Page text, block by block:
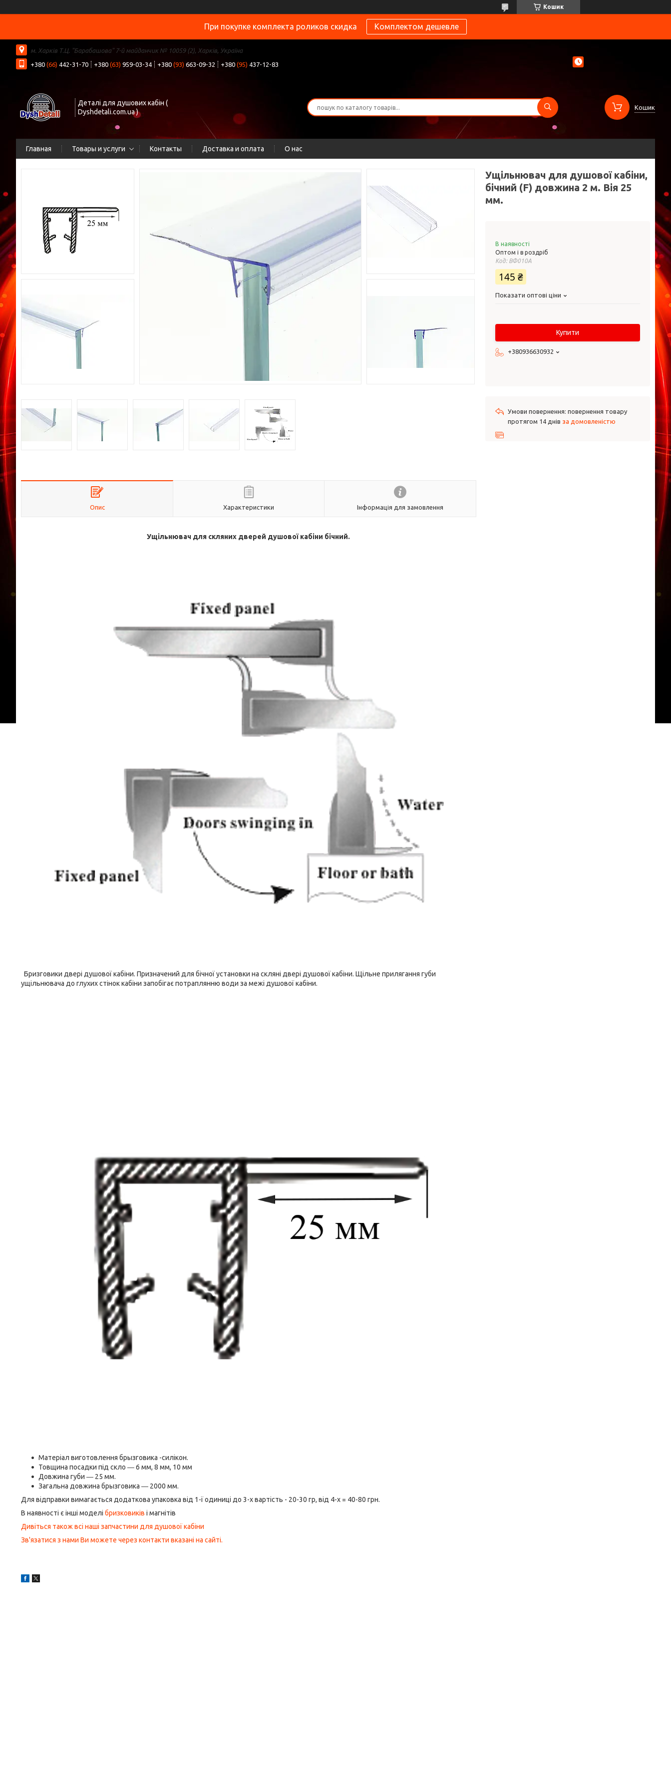
Кошик
При покупке комплекта роликов скидка Комплектом дешевле
м. Харків Т.Ц. "Барабашова" 7-й майданчик № 10059 (2), Харків, Україна
+380 (66) 442-31-70 +380 (63) 959-03-34 +380 (93) 663-09-32 +380 (95) 437-12-83
Деталі для душових кабін (
Dyshdetali.com.ua )
Кошик
Главная Товары и услуги Контакты Доставка и оплата О нас
Опис Характеристики Інформація для замовлення
Ущільнювач для скляних дверей душової кабіни бічний.
Бризговики двері душової кабіни. Призначений для бічної установки на скляні двері душової кабіни. Щільне прилягання губи
ущільнювача до глухих стінок кабіни запобігає потраплянню води за межі душової кабіни.
Матеріал виготовлення брызговика -силікон.
Товщина посадки під скло ― 6 мм, 8 мм, 10 мм
Довжина губи ― 25 мм.
Загальна довжина брызговика ― 2000 мм.
Для відправки вимагається додаткова упаковка від 1-ї одиниці до 3-х вартість - 20-30 гр, від 4-х = 40-80 грн.
В наявності є інші моделі бризковиків і магнітів
Дивіться також всі наші запчастини для душової кабіни
Зв'язатися з нами Ви можете через контакти вказані на сайті.
Ущільнювач для душової кабіни,
бічний (F) довжина 2 м. Вія 25
мм.
В наявності
Оптом і в роздріб
Код: ВФ010А
145 ₴
Показати оптові ціни
Купити
+380936630932
повернення товару
протягом 14 днів за домовленістю